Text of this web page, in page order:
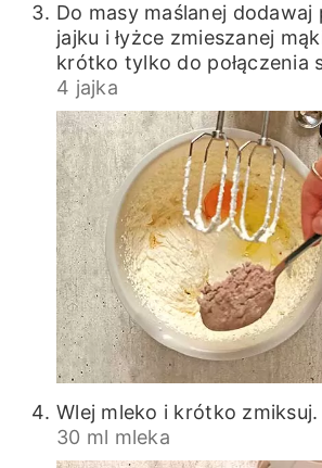
Do masy maślanej dodawaj
jajku i łyżce zmieszanej
krótko tylko do połączenia
4 jajka
Wlej mleko i krótko zmiksuj.
30 ml mleka